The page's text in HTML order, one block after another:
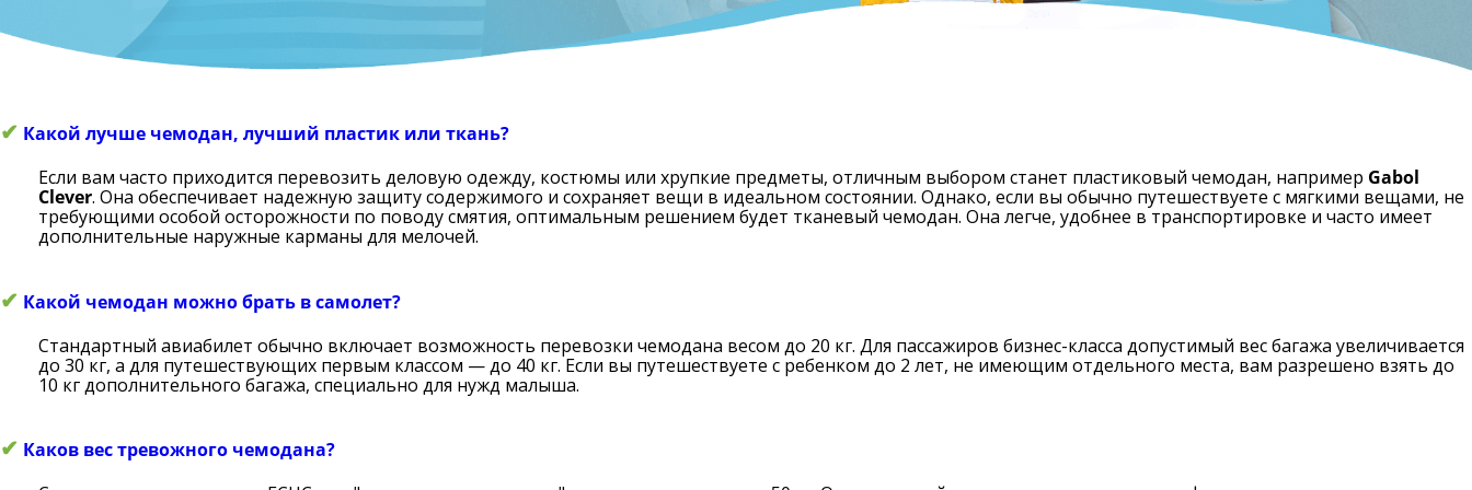
✔ Какой лучше чемодан, лучший пластик или ткань?
Если вам часто приходится перевозить деловую одежду, костюмы или хрупкие предметы, отличным выбором станет пластиковый чемодан, например Gabol
Clever. Она обеспечивает надежную защиту содержимого и сохраняет вещи в идеальном состоянии. Однако, если вы обычно путешествуете с мягкими вещами, не
требующими особой осторожности по поводу смятия, оптимальным решением будет тканевый чемодан. Она легче, удобнее в транспортировке и часто имеет
дополнительные наружные карманы для мелочей.
✔ Какой чемодан можно брать в самолет?
Стандартный авиабилет обычно включает возможность перевозки чемодана весом до 20 кг. Для пассажиров бизнес-класса допустимый вес багажа увеличивается
до 30 кг, а для путешествующих первым классом — до 40 кг. Если вы путешествуете с ребенком до 2 лет, не имеющим отдельного места, вам разрешено взять до
10 кг дополнительного багажа, специально для нужд малыша.
✔ Каков вес тревожного чемодана?